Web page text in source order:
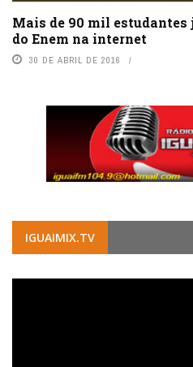
Mais de 90 mil
do Enem na internet
30 DE ABRIL DE 2016
IGUAIMIX.TV